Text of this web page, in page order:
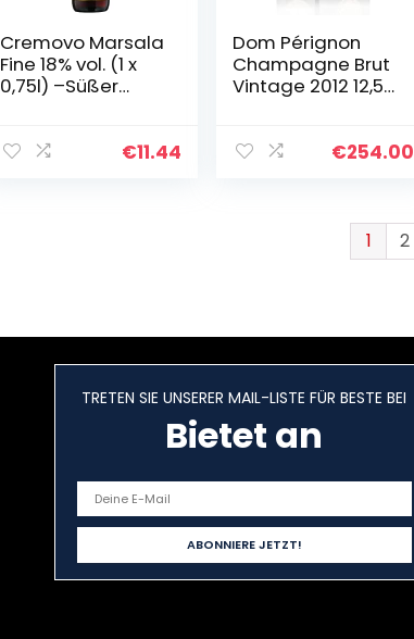
Cremovo Marsala
Fine 18% vol. (1 x
0,75l) –Süßer
Charakter –
€11.44
Dom Pérignon
Champagne Brut
Vintage 2012 12,5%
€254.00
1 2
TRETEN SIE UNSERER MAIL-LISTE FÜR BESTE BEI
Bietet an